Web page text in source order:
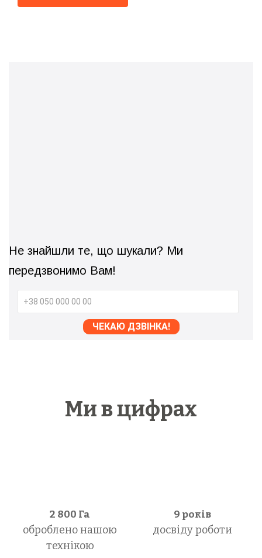
Не знайшли те, що шукали? Ми
передзвонимо Вам!
Ми в цифрах
2 800 Га
оброблено нашою
технікою
9 років
досвіду роботи